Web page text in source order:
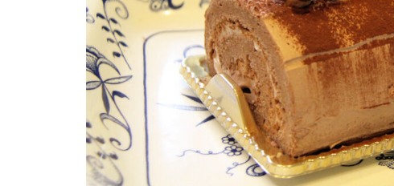
La Vierie（ラヴィリエ）【しま
しまのスポンサー様ご紹介】